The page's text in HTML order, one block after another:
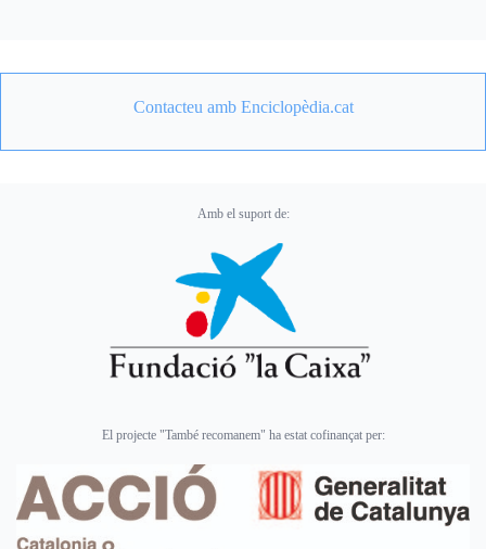
Contacteu amb Enciclopèdia.cat
Amb el suport de:
El projecte "També recomanem" ha estat cofinançat per: